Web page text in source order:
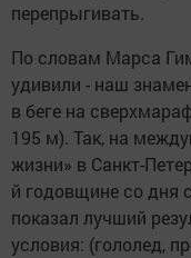
перепрыгивать.
По словам Марса
удивили - наш
в беге на
195 м). Так, на
жизни» в Санкт-
й годовщине со дня
показал лучший
условия: (гололед,